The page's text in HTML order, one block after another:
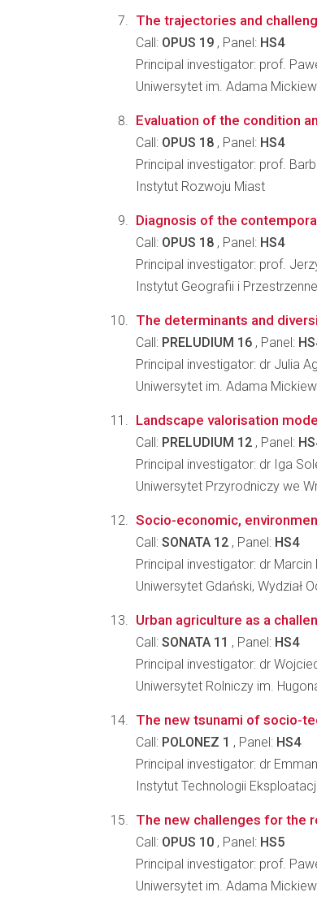
The trajectories and
Call: OPUS 19 , Panel: HS4
Principal investigator: prof.
Uniwersytet im. Adama
Evaluation of the condition
Call: OPUS 18 , Panel: HS4
Principal investigator: prof.
Instytut Rozwoju Miast
Diagnosis of the
Call: OPUS 18 , Panel: HS4
Principal investigator: prof.
Instytut Geografii i
The determinants and
Call: PRELUDIUM 16 , Panel:
Principal investigator: dr Julia
Uniwersytet im. Adama
Landscape valorisation
Call: PRELUDIUM 12 , Panel:
Principal investigator: dr Iga
Uniwersytet Przyrodniczy we
Socio-economic,
Call: SONATA 12 , Panel: HS4
Principal investigator: dr Marcin
Uniwersytet Gdański, Wydział
Urban agriculture as a
Call: SONATA 11 , Panel: HS4
Principal investigator: dr
Uniwersytet Rolniczy im.
The new tsunami of socio-
Call: POLONEZ 1 , Panel: HS4
Principal investigator: dr
Instytut Technologii
The new challenges for the
Call: OPUS 10 , Panel: HS5
Principal investigator: prof.
Uniwersytet im. Adama